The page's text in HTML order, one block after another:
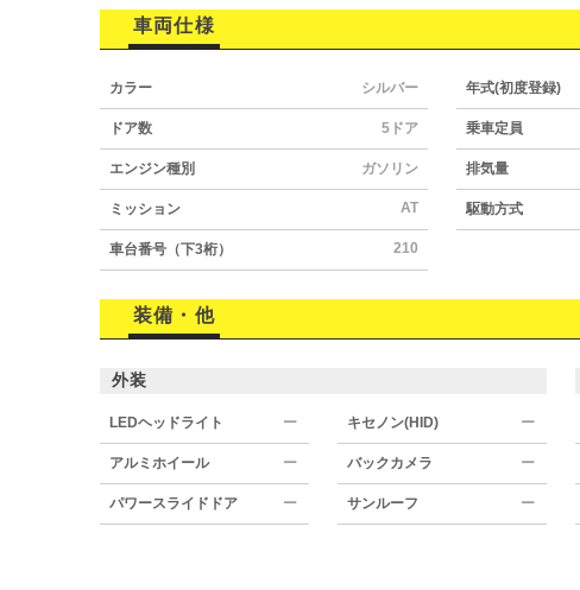
車両仕様
カラー シルバー 年式(初度登録)
ドア数 5ドア 乗車定員
エンジン種別 ガソリン 排気量
ミッション AT 駆動方式
車台番号（下3桁） 210
装備・他
外装
LEDヘッドライト ー キセノン(HID) ー
アルミホイール ー バックカメラ ー
パワースライドドア ー サンルーフ ー